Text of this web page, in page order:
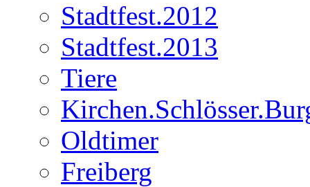
Stadtfest.2012
Stadtfest.2013
Tiere
Oldtimer
Freiberg